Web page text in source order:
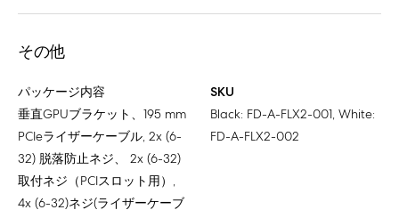
その他
パッケージ内容
垂直GPUブラケット、195 mm
PCIeライザーケーブル, 2x (6-
32) 脱落防止ネジ、 2x (6-32)
取付ネジ（PCIスロット用）,
4x (6-32)ネジ(ライザーケーブ
SKU
Black: FD-A-FLX2-001, White:
FD-A-FLX2-002